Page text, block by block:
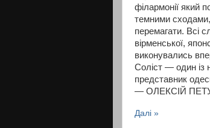
філармонії який
темними
перемагати. Всі
вірменської,
виконувались
Соліст — один із
представник
— ОЛЕКСІЙ
Далі »